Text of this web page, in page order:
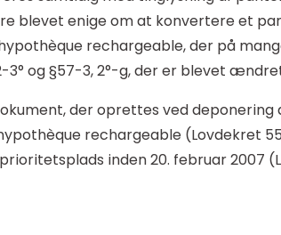
blevet enige om at konvertere et
rechargeable, der på
3° og §57-3, 2°-g, der er blevet
der oprettes ved
rechargeable (Lovdekret
inden 20. februar 2007